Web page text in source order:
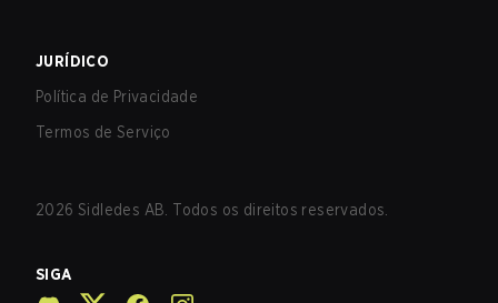
JURÍDICO
Política de Privacidade
Termos de Serviço
2026 Sidledes AB. Todos os direitos reservados.
SIGA